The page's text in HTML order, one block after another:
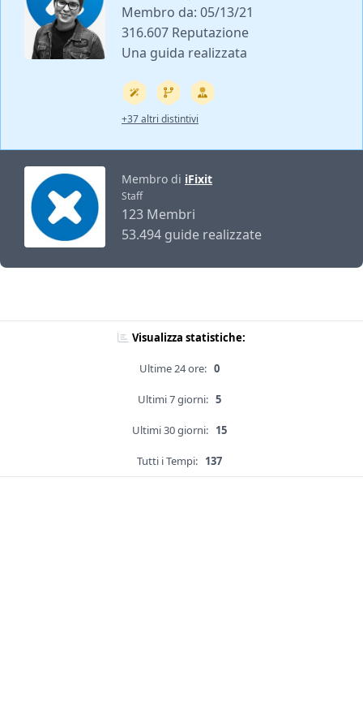
Membro da: 05/13/21
316.607 Reputazione
Una guida realizzata
+37 altri distintivi
Membro di iFixit
Staff
123 Membri
53.494 guide realizzate
Visualizza statistiche:
Ultime 24 ore: 0
Ultimi 7 giorni: 5
Ultimi 30 giorni: 15
Tutti i Tempi: 137